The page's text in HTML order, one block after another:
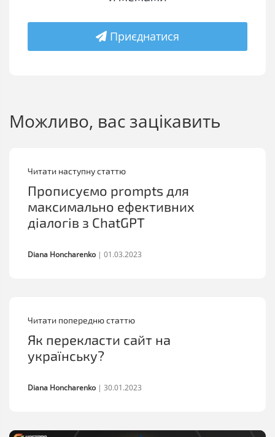
Приєднатися
Можливо, вас зацікавить
Читати попередню статтю
Як перекласти сайт на
українську?
Diana Honcharenko | 30.01.2023
Читати наступну статтю
Прописуємо prompts для
максимально ефективних
діалогів з ChatGPT
Diana Honcharenko | 01.03.2023